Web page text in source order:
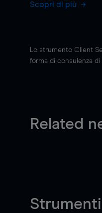
Scopri di più
Lo strumento Client
forma di consulenza
Related